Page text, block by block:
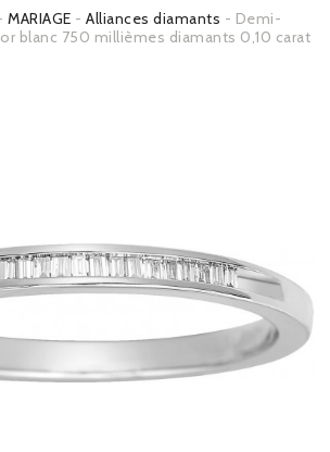
MARIAGE Alliances diamants
Demi-
or blanc 750 millièmes diamants 0,10 carat